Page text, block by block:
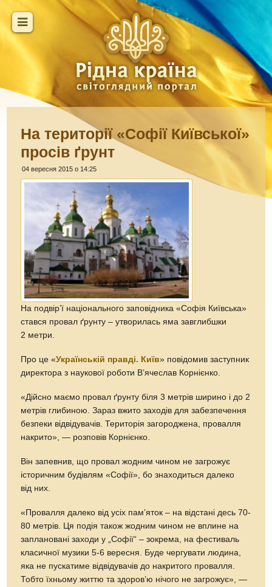
На території «Софії Київської»
просів ґрунт
04 вересня 2015 о 14:25
На подвір’ї національного заповідника «Софія Київська»
стався провал ґрунту – утворилась яма завглибшки
2 метри.
Про це «Українській правді. Київ» повідомив заступник
директора з наукової роботи В’ячеслав Корнієнко.
«Дійсно маємо провал ґрунту біля 3 метрів ширино і до 2
метрів глибиною. Зараз вжито заходів для забезпечення
безпеки відвідувачів. Територія загороджена, провалля
накрито», — розповів Корнієнко.
Він запевнив, що провал жодним чином не загрожує
історичним будівлям «Софії», бо знаходиться далеко
від них.
«Провалля далеко від усіх пам’яток – на відстані десь 70-
80 метрів. Ця подія також жодним чином не вплине на
заплановані заходи у „Софії“ – зокрема, на фестиваль
класичної музики 5-6 вересня. Буде чергувати людина,
яка не пускатиме відвідувачів до накритого провалля.
Тобто їхньому життю та здоров’ю нічого не загрожує», —